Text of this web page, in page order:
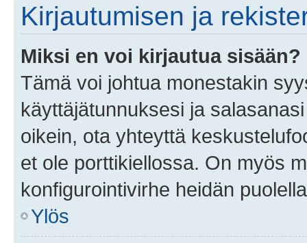
Kirjautumisen ja
Miksi en voi kirjautua sisään?
Tämä voi johtua monestakin
käyttäjätunnuksesi ja
oikein, ota yhteyttä
et ole porttikiellossa. On myös
konfigurointivirhe heidän
Ylös